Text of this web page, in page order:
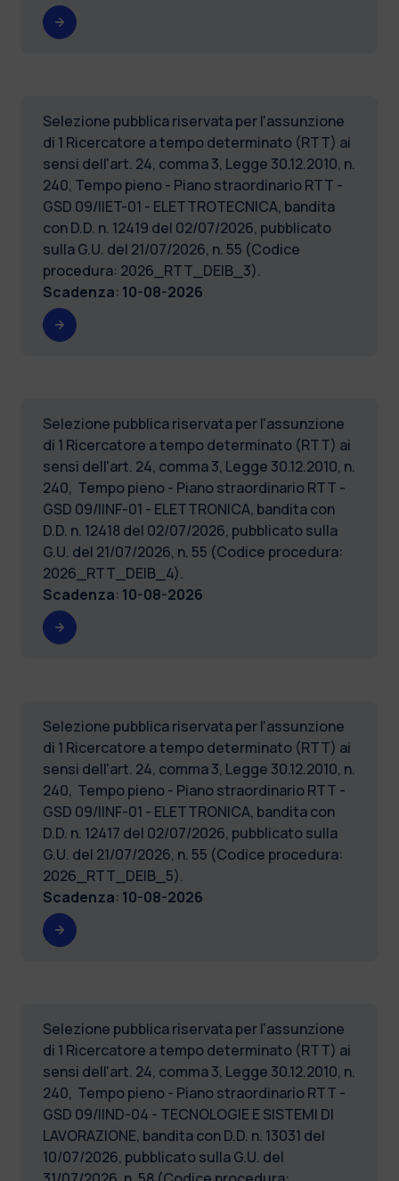
Selezione pubblica riservata per l'assunzione
di 1 Ricercatore a tempo determinato (RTT) ai
sensi dell'art. 24, comma 3, Legge 30.12.2010, n.
240, Tempo pieno - Piano straordinario RTT -
GSD 09/IIET-01 - ELETTROTECNICA, bandita
con D.D. n. 12419 del 02/07/2026, pubblicato
sulla G.U. del 21/07/2026, n. 55 (Codice
procedura: 2026_RTT_DEIB_3).
Scadenza: 10-08-2026
Selezione pubblica riservata per l'assunzione
di 1 Ricercatore a tempo determinato (RTT) ai
sensi dell'art. 24, comma 3, Legge 30.12.2010, n.
240, Tempo pieno - Piano straordinario RTT -
GSD 09/IINF-01 - ELETTRONICA, bandita con
D.D. n. 12418 del 02/07/2026, pubblicato sulla
G.U. del 21/07/2026, n. 55 (Codice procedura:
2026_RTT_DEIB_4).
Scadenza: 10-08-2026
Selezione pubblica riservata per l'assunzione
di 1 Ricercatore a tempo determinato (RTT) ai
sensi dell'art. 24, comma 3, Legge 30.12.2010, n.
240, Tempo pieno - Piano straordinario RTT -
GSD 09/IINF-01 - ELETTRONICA, bandita con
D.D. n. 12417 del 02/07/2026, pubblicato sulla
G.U. del 21/07/2026, n. 55 (Codice procedura:
2026_RTT_DEIB_5).
Scadenza: 10-08-2026
Selezione pubblica riservata per l'assunzione
di 1 Ricercatore a tempo determinato (RTT) ai
sensi dell'art. 24, comma 3, Legge 30.12.2010, n.
240, Tempo pieno - Piano straordinario RTT -
GSD 09/IIND-04 - TECNOLOGIE E SISTEMI DI
LAVORAZIONE, bandita con D.D. n. 13031 del
10/07/2026, pubblicato sulla G.U. del